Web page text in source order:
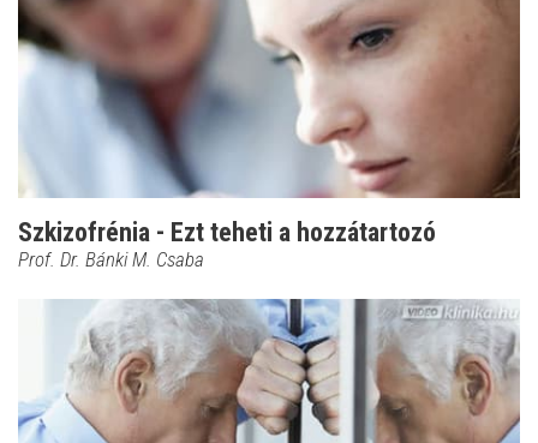
Szkizofrénia - Ezt teheti a hozzátartozó
Prof. Dr. Bánki M. Csaba